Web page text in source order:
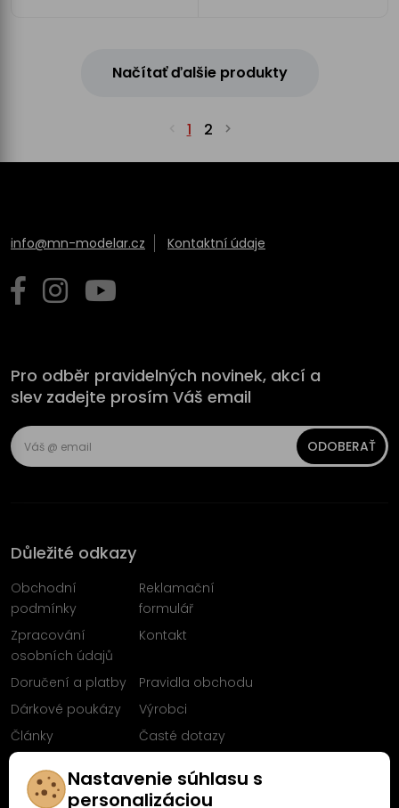
Načítať ďalšie produkty
1 2
info@mn-modelar.cz Kontaktní údaje
Pro odběr pravidelných novinek, akcí a
slev zadejte prosím Váš email
ODOBERAŤ
Důležité odkazy
Obchodní
podmínky
Reklamační
formulář
Zpracování
osobních údajů
Kontakt
Doručení a platby
Pravidla obchodu
Dárkové poukázy
Výrobci
Články
Časté dotazy
FacebookuNastavenie súhlasu s
personalizáciou